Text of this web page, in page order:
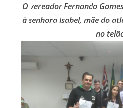
O vereador Fernando
à senhora Isabel, mãe do
no